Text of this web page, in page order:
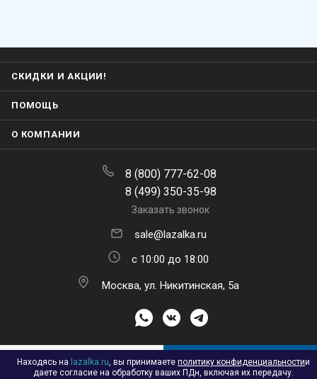
В КОРЗИНУ
СКИДКИ И АКЦИИ!
ПОМОЩЬ
О КОМПАНИИ
8 (800) 777-62-08
8 (499) 350-35-98
Заказать звонок
sale@lazalka.ru
с 10:00 до 18:00
Москва, ул. Никитинская, 5а
ПОДПИСАТЬСЯ НА РАССЫЛКУ
Находясь на lazalka.ru, вы принимаете политику конфиденциальностии
даете согласие на обработку ваших ПДн, включая их передачу.